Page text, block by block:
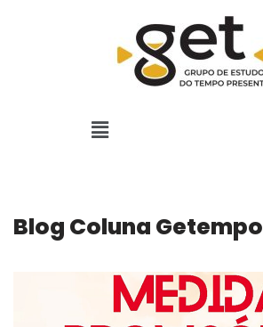
Blog Coluna Getempo